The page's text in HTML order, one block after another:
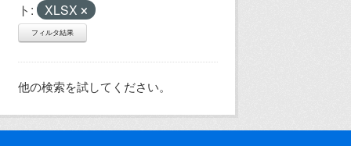
ト:
XLSX
フィルタ結果
他の検索を試してください。